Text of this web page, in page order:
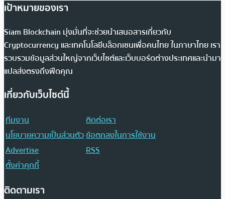
เป้าหมายของเรา
Siam Blockchain มุ่งมั่นที่จะช่วยนำเสนอสารเกี่ยวกับ
Cryptocurrency และเทคโนโลยีบล็อกเชนเพื่อคนไทย ในภาษาไทย เรา
รวบรวมข้อมูลส่วนใหญ่จากเว็บไซต์และเว็บบอร์ดต่างประเทศและนำมา
แปลส่งตรงถึงฟีดคุณ
เกี่ยวกับเว็บไซต์นี้
ทีมงาน
ติดต่อเรา
นโยบายความเป็นส่วนตัวข้อตกลงในการใช้งาน
Advertise
RSS
ตั้งค่าคุกกี้
ติดตามเรา